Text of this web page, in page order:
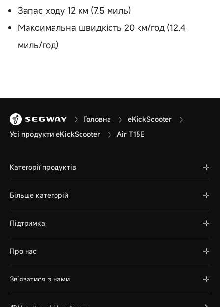
Запас ходу 12 км (7.5 миль)
Максимальна швидкість 20 км/год (12.4
миль/год)
Головна
eKickScooter
Усі продукти eKickScooter
Air T15E
Категорії продуктів
Більше категорій
Підтримка
Про нас
Зв’язатися з нами